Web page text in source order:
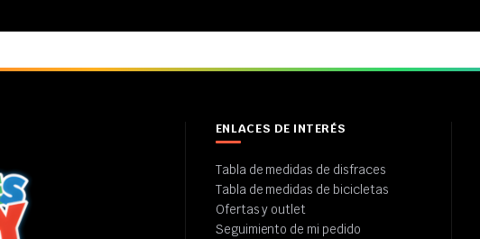
ENLACES DE INTERÉS
Tabla de medidas de disfraces
Tabla de medidas de bicicletas
Ofertas y outlet
Seguimiento de mi pedido